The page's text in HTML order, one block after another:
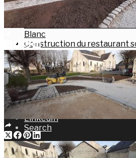
Travaux de maçonnerie sur
Montargis
Construction de la maison de
Blanc
Construction du restaurant
Blanc
Réhabilitation de bâtiments
Construction du pôle
sur Loire
Actualités
Facebook
LinkedIn
Search
Accueil
TP-VRD